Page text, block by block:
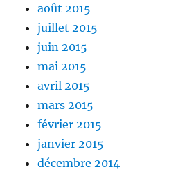
août 2015
juillet 2015
juin 2015
mai 2015
avril 2015
mars 2015
février 2015
janvier 2015
décembre 2014